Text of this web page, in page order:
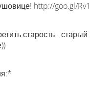
http://goo.gl/
старость -